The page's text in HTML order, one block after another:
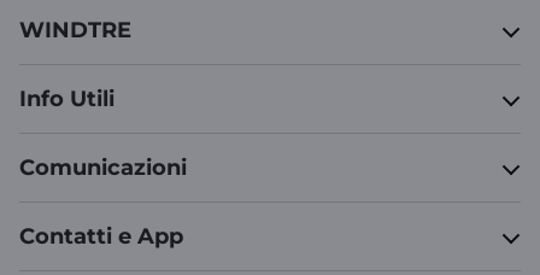
WINDTRE
Info Utili
Comunicazioni
Contatti e App